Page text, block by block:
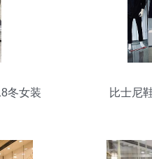
冬女装
比士尼